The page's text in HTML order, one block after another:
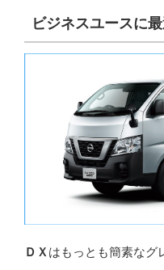
ビジネスユースに
ＤＸ はもっとも簡素なグ